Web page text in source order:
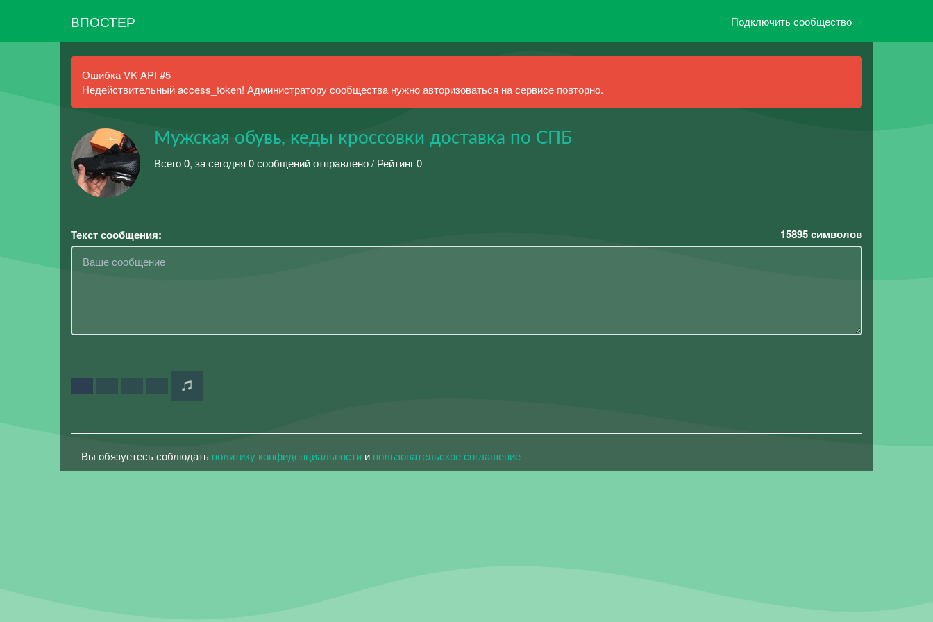
ВПОСТЕР Подключить сообщество
Ошибка VK API #5
Недействительный access_token! Администратору сообщества нужно авторизоваться на сервисе повторно.
Мужская обувь, кеды кроссовки доставка по СПБ
Всего 0, за сегодня 0 сообщений отправлено / Рейтинг 0
Текст сообщения: 15895символов
Вы обязуетесь соблюдать политику конфиденциальности и пользовательское соглашение